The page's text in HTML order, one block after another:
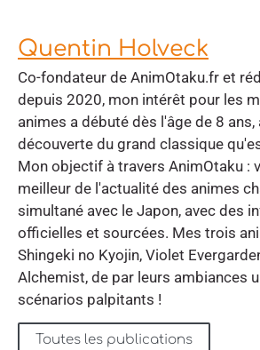
Quentin Holveck
Co-fondateur de AnimOtaku.fr et
depuis 2020, mon intérêt pour les
animes a débuté dès l'âge de 8 ans,
découverte du grand classique
Mon objectif à travers AnimOtaku :
meilleur de l'actualité des animes
simultané avec le Japon, avec des
officielles et sourcées. Mes trois
Shingeki no Kyojin, Violet
Alchemist, de par leurs ambiances
scénarios palpitants !
Toutes les publications